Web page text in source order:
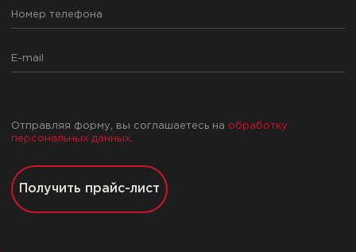
Отправляя форму, вы соглашаетесь на обработку
персональных данных
Получить прайс-лист